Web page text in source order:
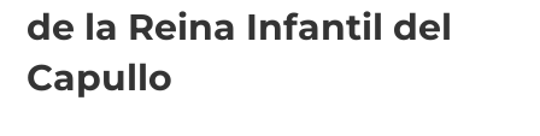
de la Reina Infantil del
Capullo